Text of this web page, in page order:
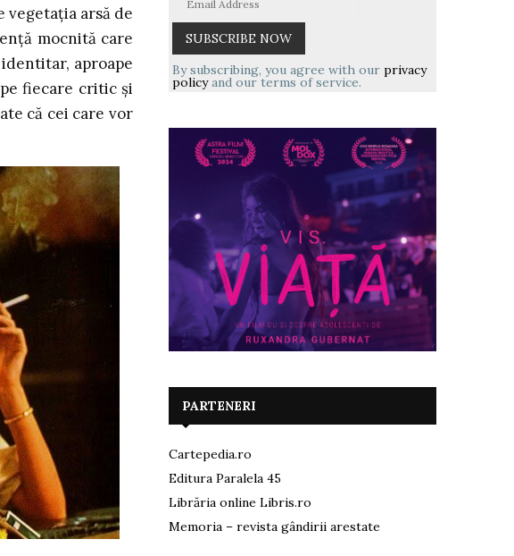
arsă de
mocnită care
aproape
fiecare critic și
că cei care vor
By subscribing, you agree with our privacy
policyand our terms of service.
PARTENERI
Cartepedia.ro
Editura Paralela 45
Librăria online Libris.ro
Memoria – revista gândirii arestate